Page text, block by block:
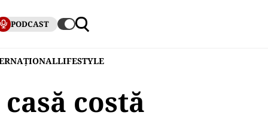
PODCAST
LIFESTYLE
costă